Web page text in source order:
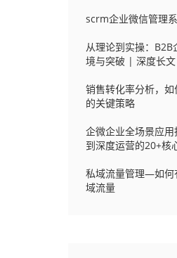
scrm企业微信管理
从理论到实操：B2B
境与突破 | 深度长文
销售转化率分析，
的关键策略
企微企业全场景应
到深度运营的20+核
私域流量管理—如何
域流量